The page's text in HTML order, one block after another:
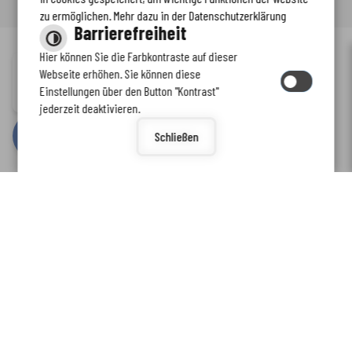
Inhalt-Impressum-Datenschutzerklärung Kontaktformular -
Barrierefreiheit
bycm citymedia GmbH
Immer auf dem neuesten Stand
www.enkreis.de möchte Ihnen Benachrichtigungen senden
zu ermöglichen. Mehr dazu in der Datenschutzerklärung
Barrierefreiheit
Hier können Sie die Farbkontraste auf dieser
Webseite erhöhen. Sie können diese
Einstellungen über den Button "Kontrast"
jederzeit deaktivieren.
Schließen